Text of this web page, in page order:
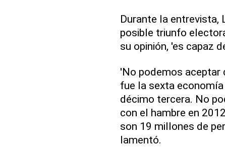
Durante la
posible triunfo
su opinión, 'es capaz
'No podemos aceptar
fue la sexta
décimo tercera. No
con el hambre en
son 19 millones de
lamentó.